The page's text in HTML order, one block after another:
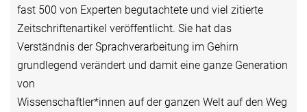
fast 500 von Experten begutachtete und viel zitierte
Zeitschriftenartikel veröffentlicht. Sie hat das
Verständnis der Sprachverarbeitung im Gehirn
grundlegend verändert und damit eine ganze Generation
von
Wissenschaftler*innen auf der ganzen Welt auf den Weg